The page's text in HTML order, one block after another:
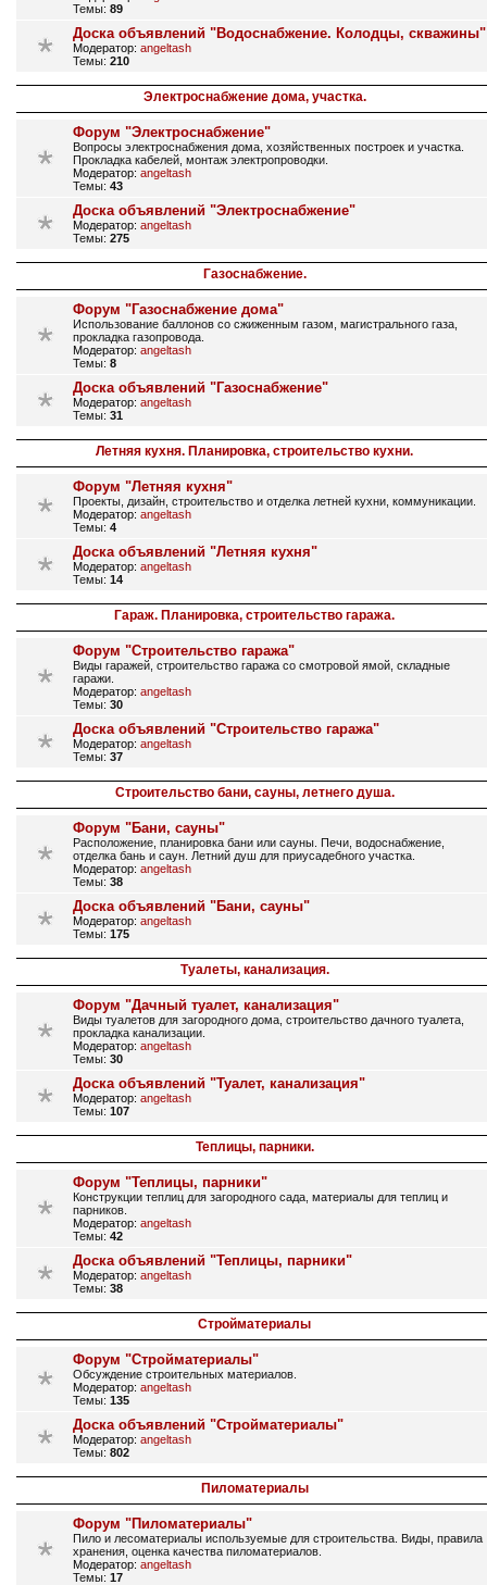
Темы: 89
Доска объявлений "Водоснабжение. Колодцы, скважины"
Модератор: angeltash
Темы: 210
Электроснабжение дома, участка.
Форум "Электроснабжение"
Вопросы электроснабжения дома, хозяйственных построек и участка.
Прокладка кабелей, монтаж электропроводки.
Модератор: angeltash
Темы: 43
Доска объявлений "Электроснабжение"
Модератор: angeltash
Темы: 275
Газоснабжение.
Форум "Газоснабжение дома"
Использование баллонов со сжиженным газом, магистрального газа,
прокладка газопровода.
Модератор: angeltash
Темы: 8
Доска объявлений "Газоснабжение"
Модератор: angeltash
Темы: 31
Летняя кухня. Планировка, строительство кухни.
Форум "Летняя кухня"
Проекты, дизайн, строительство и отделка летней кухни, коммуникации.
Модератор: angeltash
Темы: 4
Доска объявлений "Летняя кухня"
Модератор: angeltash
Темы: 14
Гараж. Планировка, строительство гаража.
Форум "Строительство гаража"
Виды гаражей, строительство гаража со смотровой ямой, складные
гаражи.
Модератор: angeltash
Темы: 30
Доска объявлений "Строительство гаража"
Модератор: angeltash
Темы: 37
Строительство бани, сауны, летнего душа.
Форум "Бани, сауны"
Расположение, планировка бани или сауны. Печи, водоснабжение,
отделка бань и саун. Летний душ для приусадебного участка.
Модератор: angeltash
Темы: 38
Доска объявлений "Бани, сауны"
Модератор: angeltash
Темы: 175
Туалеты, канализация.
Форум "Дачный туалет, канализация"
Виды туалетов для загородного дома, строительство дачного туалета,
прокладка канализации.
Модератор: angeltash
Темы: 30
Доска объявлений "Туалет, канализация"
Модератор: angeltash
Темы: 107
Теплицы, парники.
Форум "Теплицы, парники"
Конструкции теплиц для загородного сада, материалы для теплиц и
парников.
Модератор: angeltash
Темы: 42
Доска объявлений "Теплицы, парники"
Модератор: angeltash
Темы: 38
Стройматериалы
Форум "Стройматериалы"
Обсуждение строительных материалов.
Модератор: angeltash
Темы: 135
Доска объявлений "Стройматериалы"
Модератор: angeltash
Темы: 802
Пиломатериалы
Форум "Пиломатериалы"
Пило и лесоматериалы используемые для строительства. Виды, правила
хранения, оценка качества пиломатериалов.
Модератор: angeltash
Темы: 17